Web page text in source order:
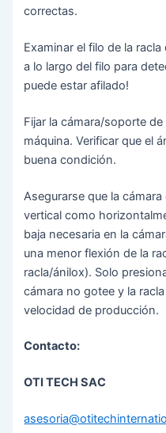
correctas.
Examinar el filo de la
a lo largo del filo para
puede estar afilado!
Fijar la cámara/soporte
máquina. Verificar que el
buena condición.
Asegurarse que la
vertical como
baja necesaria en la
una menor flexión de la
racla/ánilox). Solo
cámara no gotee y la
velocidad de producción.
Contacto:
OTI TECH SAC